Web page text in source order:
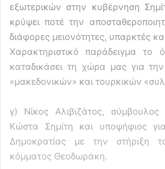
εξωτερικών στην κυβέρνηση
κρύψει ποτέ την
διάφορες μειονότητες, υπαρκτές
Χαρακτηριστικό παράδειγμα το
καταδικάσει τη χώρα μας για
«μακεδονικών» και τουρκικών
γ) Νίκος Αλιβιζάτος,
Κώστα Σημίτη και υποψήφιος
Δημοκρατίας με την στήριξη
κόμματος Θεοδωράκη.